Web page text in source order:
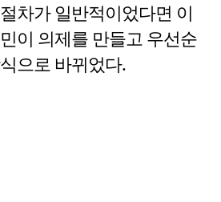
차가 일반적이었다면 이
이 의제를 만들고 우선순
으로 바뀌었다.